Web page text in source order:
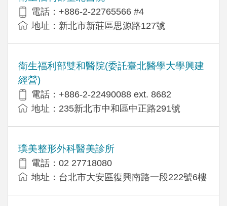
電話：+886-2-22765566 #4
地址：新北市新莊區思源路127號
衛生福利部雙和醫院(委託臺北醫學大學興建
經營)
電話：+​886-2-22490088 ext. 8682
地址：​235新北市中和區中正路291號
璞美整形外科醫美診所
電話：02 27718080
地址：台北市大安區復興南路一段222號6樓